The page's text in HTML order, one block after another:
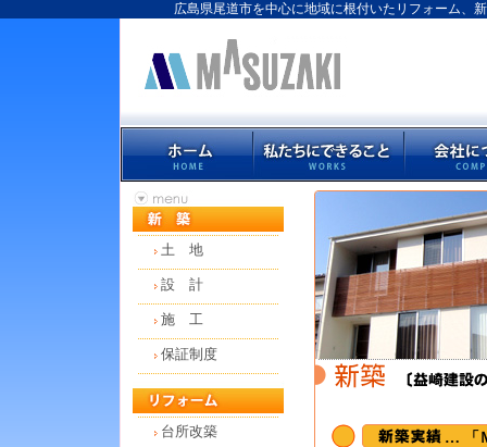
広島県尾道市を中心に地域に根付いたリフォーム、
土 地
設 計
施 工
保証制度
台所改築 … 「